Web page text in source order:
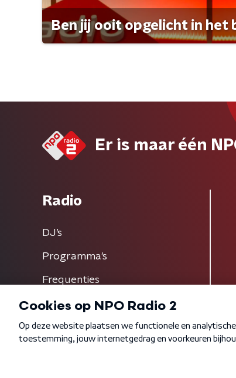
Ben jij ooit opgelicht in het
Er is maar één
Radio
DJ’s
Programma's
Frequenties
Algemene voorwaarden Privacybeleid